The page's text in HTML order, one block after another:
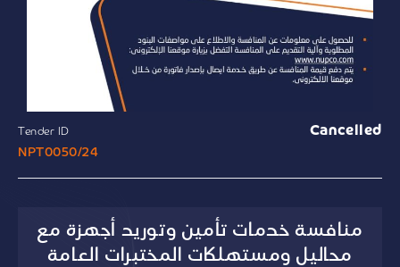
Tender ID
NPT0050/24
Cancelled
منافسة خدمات تأمين وتوريد أجهزة مع
محاليل ومستهلكات المختبرات العامة